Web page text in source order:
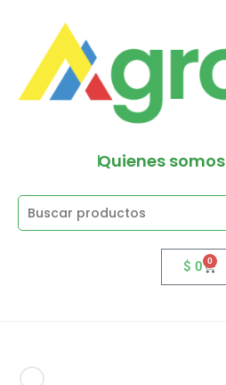
Quienes somos
$ 0 0